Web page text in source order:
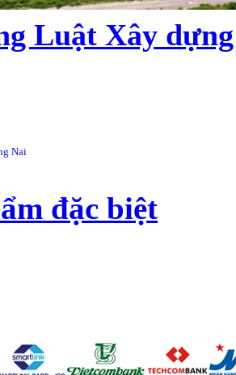
Luật Xây dựng
Nai
đặc biệt